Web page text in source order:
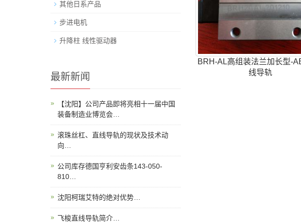
BRH-AL高组装法兰加长型-
线导轨
其他日系产品
步进电机
升降柱 线性驱动器
最新新闻
【沈阳】公司产品即将亮相十一届中国
装备制造业博览会…
滚珠丝杠、直线导轨的现状及技术动
向…
公司库存德国亨利安齿条143-050-
810…
沈阳柯瑞艾特的绝对优势…
飞梭直线导轨简介…